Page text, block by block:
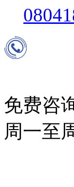
免费咨
周一至